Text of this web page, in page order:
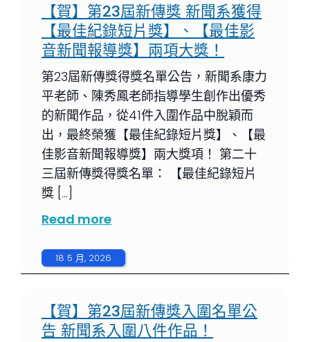
【賀】第23屆新傳獎 新聞系獲得
【最佳紀錄短片獎】、【最佳影
音新聞報導獎】兩項大獎！
第23屆新傳獎得獎名單公告，新聞系康力
平老師、陳秀鳳老師指導學生創作出優秀
的新聞作品，從41件入圍作品中脫穎而
出，最終榮獲【最佳紀錄短片獎】、【最
佳影音新聞報導獎】兩大獎項！ 第二十
三屆新傳獎得獎名單： 【最佳紀錄短片
獎 […]
Read more
18 5 月, 2026
【賀】第23屆新傳獎入圍名單公
告 新聞系入圍八件作品！